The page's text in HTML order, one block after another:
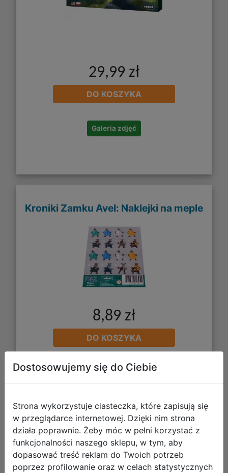
29,99 zł
DO KOSZYKA
Galeria zdjęć
Kroniki Zamku Avel: Naklejki na meple
8,89 zł
DO KOSZYKA
Galeria zdjęć
Dostosowujemy się do Ciebie
Strona wykorzystuje ciasteczka, które zapisują się
w przeglądarce internetowej. Dzięki nim strona
działa poprawnie. Żeby móc w pełni korzystać z
funkcjonalności naszego sklepu, w tym, aby
dopasować treść reklam do Twoich potrzeb
poprzez profilowanie oraz w celach statystycznych